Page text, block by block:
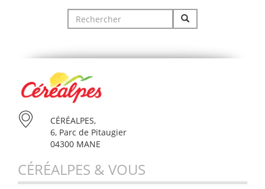
Search
for:
CÉRÉALPES,
6, Parc de Pitaugier
04300 MANE
CÉRÉALPES & VOUS